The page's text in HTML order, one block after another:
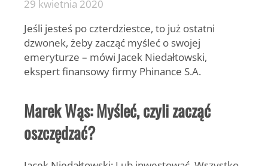
29 kwietnia 2020
Jeśli jesteś po czterdziestce, to już ostatni
dzwonek, żeby zacząć myśleć o swojej
emeryturze – mówi Jacek Niedałtowski,
ekspert finansowy firmy Phinance S.A.
Marek Wąs: Myśleć, czyli zacząć
oszczędzać?